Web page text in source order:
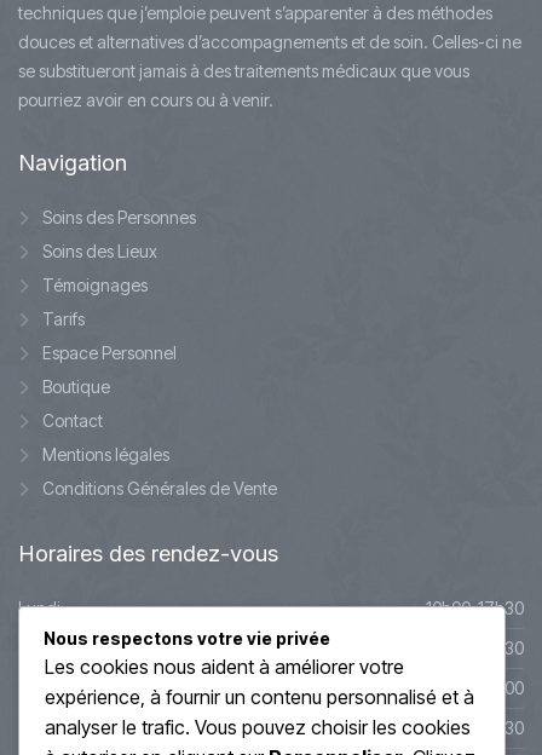
techniques que j’emploie peuvent s’apparenter à des méthodes
douces et alternatives d’accompagnements et de soin. Celles-ci ne
se substitueront jamais à des traitements médicaux que vous
pourriez avoir en cours ou à venir.
Navigation
Soins des Personnes
Soins des Lieux
Témoignages
Tarifs
Espace Personnel
Boutique
Contact
Mentions légales
Conditions Générales de Vente
Horaires des rendez-vous
Lundi
10h00-17h30
Mardi
10h00-17h30
Mercredi
9h45-20h00
Jeudi
10h00-19h30
Nous respectons votre vie privée
Les cookies nous aident à améliorer votre
expérience, à fournir un contenu personnalisé et à
analyser le trafic. Vous pouvez choisir les cookies